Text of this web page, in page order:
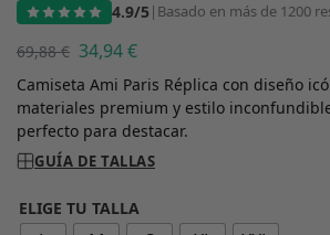
4.9/5| Basado en más de 1200
69,88€ 34,94€
Camiseta Ami Paris Réplica con diseño
materiales premium y estilo
perfecto para destacar.
GUÍA DE TALLAS
ELIGE TU TALLA